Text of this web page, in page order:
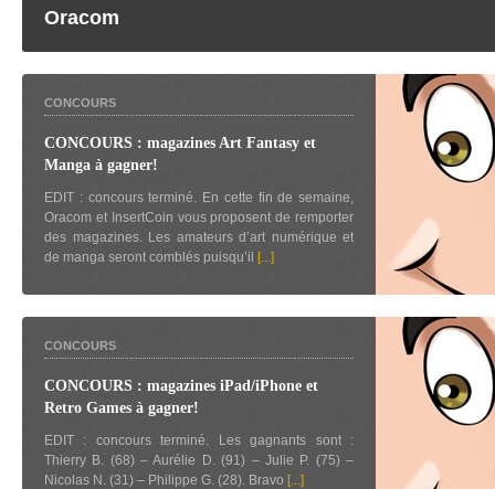
Oracom
CONCOURS
CONCOURS : magazines Art Fantasy et
Manga à gagner!
EDIT : concours terminé. En cette fin de semaine,
Oracom et InsertCoin vous proposent de remporter
des magazines. Les amateurs d’art numérique et
de manga seront comblés puisqu’il
[...]
CONCOURS
CONCOURS : magazines iPad/iPhone et
Retro Games à gagner!
EDIT : concours terminé. Les gagnants sont :
Thierry B. (68) – Aurélie D. (91) – Julie P. (75) –
Nicolas N. (31) – Philippe G. (28). Bravo [...]